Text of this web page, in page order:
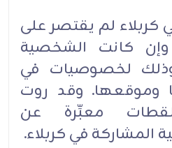
كربلاء لم يقتصر على
وإن كانت الشخصية
وذلك لخصوصيات في
وموقعها. وقد روت
معبِّرة عن
المشاركة في كربلاء.